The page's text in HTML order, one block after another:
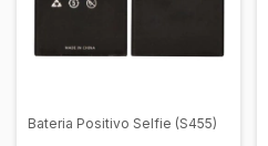
Bateria Positivo Selfie (S455)